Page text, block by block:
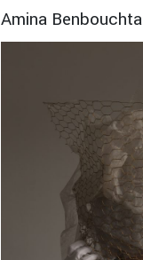
Amina Benbouchta